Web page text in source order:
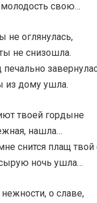
молодость свою…
не оглянулась,
не снизошла.
из дому ушла.
твоей гордыне
нашла…
снится плащ твой
ночь ушла…
о славе,